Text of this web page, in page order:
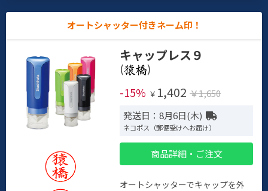
オートシャッター付きネーム印！
キャップレス９
(
)
-15% ￥ 1,402 ￥1,650
発送日：8月6日(木)
ネコポス（郵便受けへお届け）
商品詳細・ご注文
オートシャッターでキャップを外